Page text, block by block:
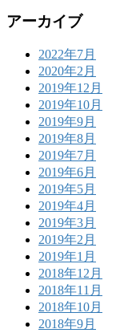
アーカイブ
2022年7月
2020年2月
2019年12月
2019年10月
2019年9月
2019年8月
2019年7月
2019年6月
2019年5月
2019年4月
2019年3月
2019年2月
2019年1月
2018年12月
2018年11月
2018年10月
2018年9月